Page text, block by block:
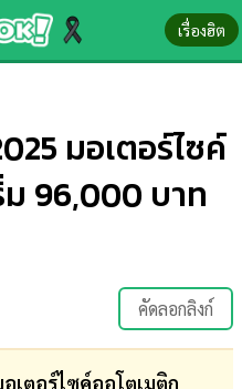
เรื่องฮิต
มอเตอร์ไซค์
ม 96,000 บาท
คัดลอกลิงก์
เตอร์ไซค์ออโตเมติก